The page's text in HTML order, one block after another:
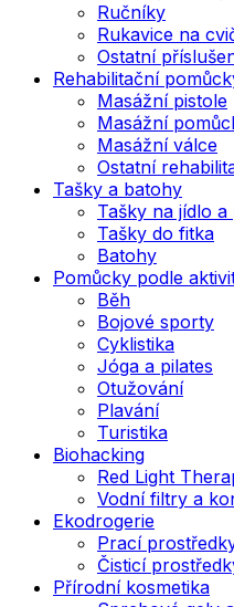
Ručníky
Rukavice na
Ostatní
Rehabilitační
Masážní pistole
Masážní
Masážní válce
Ostatní
Tašky a batohy
Tašky na jídlo
Tašky do fitka
Batohy
Pomůcky podle
Běh
Bojové sporty
Cyklistika
Jóga a pilates
Otužování
Plavání
Turistika
Biohacking
Red Light
Vodní filtry a
Ekodrogerie
Prací
Čisticí
Přírodní kosmetika